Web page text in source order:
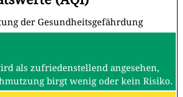
der Gesundheitsgefährdung
als zufriedenstellend angesehen,
birgt wenig oder kein Risiko.